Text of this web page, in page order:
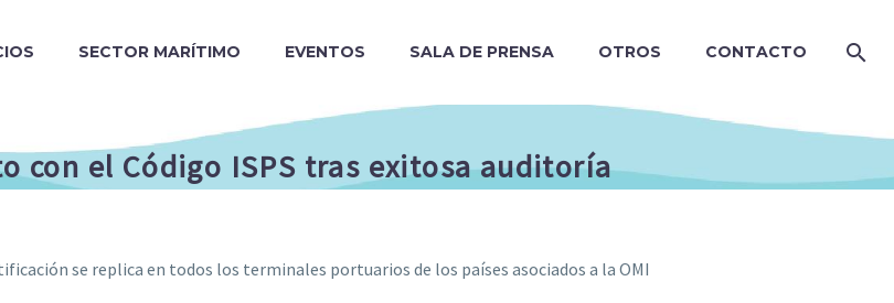
SECTOR MARÍTIMO EVENTOS SALA DE PRENSA OTROS CONTACTO
con el Código ISPS tras exitosa auditoría
se replica en todos los terminales portuarios de los países asociados a la OMI